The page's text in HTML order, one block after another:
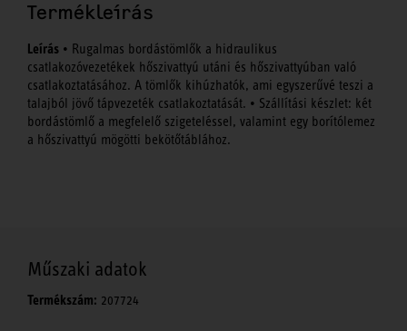
Termékleírás
Leírás • Rugalmas bordástömlők a hidraulikus
csatlakozóvezetékek hőszivattyú utáni és hőszivattyúban való
csatlakoztatásához. A tömlők kihúzhatók, ami egyszerűvé teszi a
talajból jövő tápvezeték csatlakoztatását. • Szállítási készlet: két
bordástömlő a megfelelő szigeteléssel, valamint egy borítólemez
a hőszivattyú mögötti bekötőtáblához.
Műszaki adatok
Termékszám: 207724